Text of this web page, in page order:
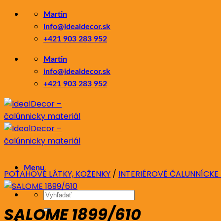
Skip
content
Martin
info@idealdecor.sk
+421 903 283 952
Martin
info@idealdecor.sk
+421 903 283 952
Menu
Hľadať:
POŤAHOVÉ LÁTKY, KOŽENKY / INTERIÉROVÉ ČALUNNÍCKE
SALOME 1899/610